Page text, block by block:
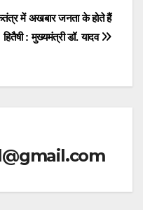
में अखबार जनता के होते हैं
हितैषी : मुख्यमंत्री डॉ. यादव